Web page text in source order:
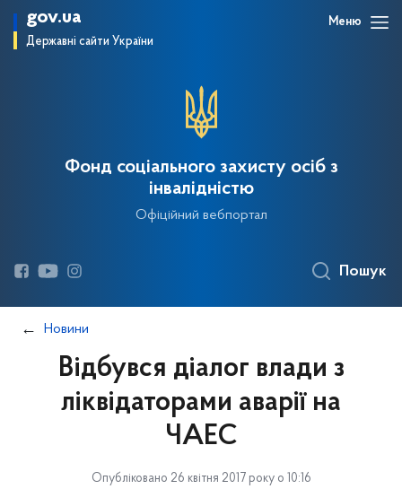
gov.ua
Державні сайти України
Меню
Фонд соціального захисту осіб з
інвалідністю
Офіційний вебпортал
Пошук
Новини
Відбувся діалог влади з
ліквідаторами аварії на
ЧАЕС
Опубліковано 26 квітня 2017 року о 10:16